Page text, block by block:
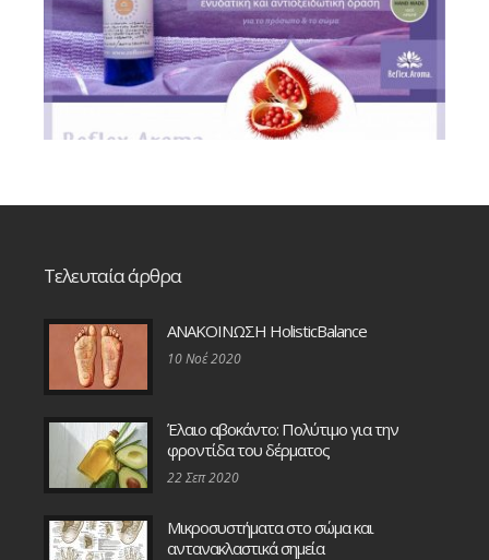
Τελευταία άρθρα
ΑΝΑΚΟΙΝΩΣΗ HolisticBalance
10 Νοέ 2020
Έλαιο αβοκάντο: Πολύτιμο για την
φροντίδα του δέρματος
22 Σεπ 2020
Μικροσυστήματα στο σώμα και
αντανακλαστικά σημεία